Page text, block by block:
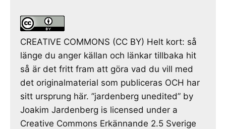
CREATIVE COMMONS (CC BY) Helt kort: så
länge du anger källan och länkar tillbaka hit
så är det fritt fram att göra vad du vill med
det originalmaterial som publiceras OCH har
sitt ursprung här. ”jardenberg unedited” by
Joakim Jardenberg is licensed under a
Creative Commons Erkännande 2.5 Sverige